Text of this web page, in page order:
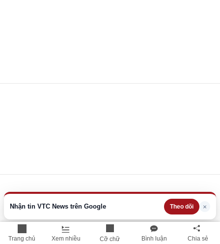
Trang chủ Xem nhiều Cỡ chữ Bình luận Chia sẻ
Nhận tin VTC News trên Google Theo dõi ×